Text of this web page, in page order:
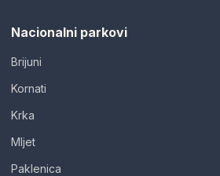
Nacionalni parkovi
Brijuni
Kornati
Krka
Mljet
Paklenica